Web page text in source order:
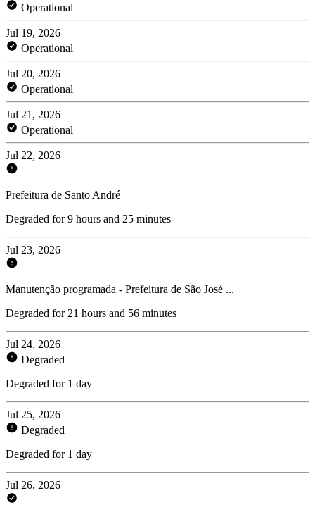
Operational
Jul 19, 2026
Operational
Jul 20, 2026
Operational
Jul 21, 2026
Operational
Jul 22, 2026
Prefeitura de Santo André
Degraded for 9 hours and 25 minutes
Jul 23, 2026
Manutenção programada - Prefeitura de São José ...
Degraded for 21 hours and 56 minutes
Jul 24, 2026
Degraded
Degraded for 1 day
Jul 25, 2026
Degraded
Degraded for 1 day
Jul 26, 2026